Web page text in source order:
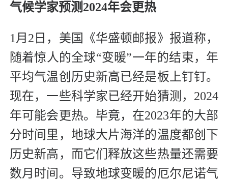
气候学家预测2024年会更热
1月2日，美国《华盛顿邮报》报道称，
随着惊人的全球“变暖”一年的结束，年
平均气温创历史新高已经是板上钉钉。
现在，一些科学家已经开始猜测，2024
年可能会更热。毕竟，在2023年的大部
分时间里，地球大片海洋的温度都创下
历史新高，而它们释放这些热量还需要
数月时间。导致地球变暖的厄尔尼诺气